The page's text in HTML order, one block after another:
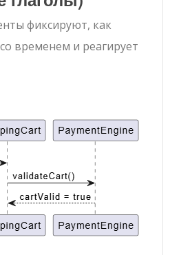
фиксируют, как
временем и реагирует